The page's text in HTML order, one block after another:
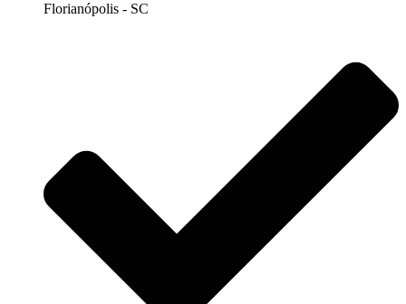
Florianópolis - SC